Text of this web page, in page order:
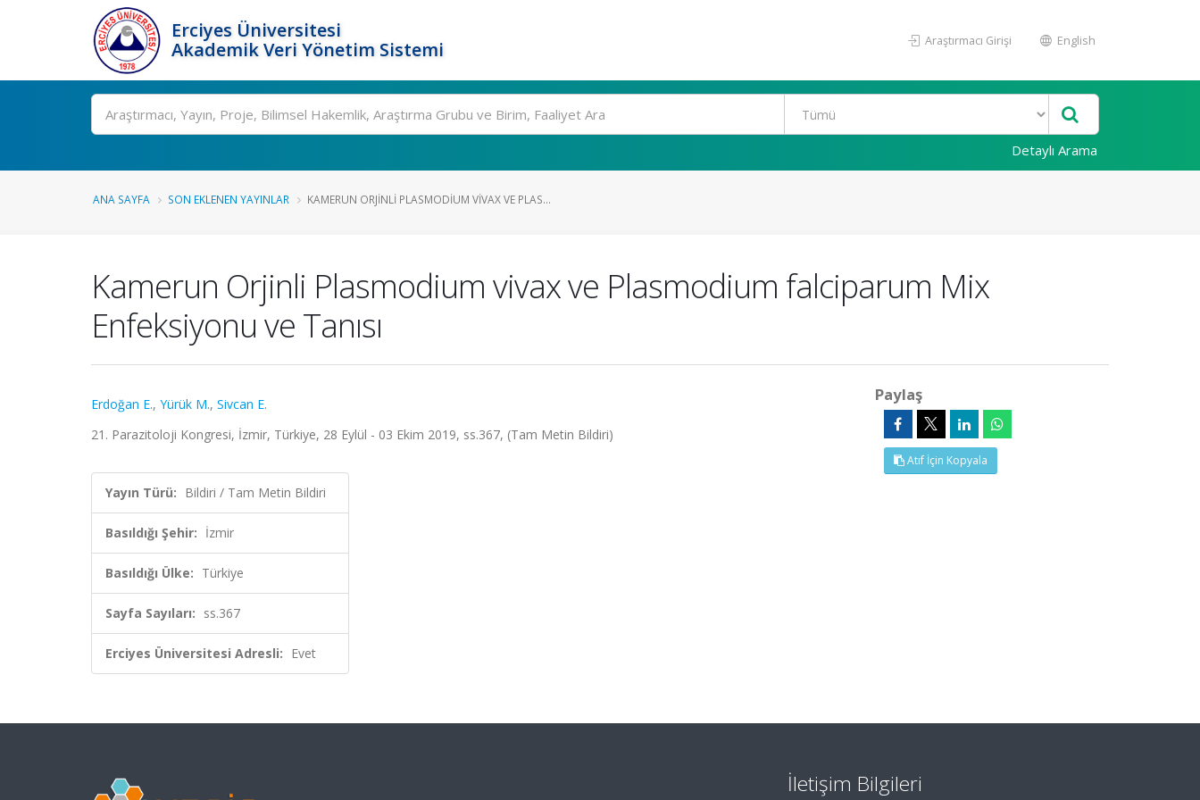
Erciyes Üniversitesi
Akademik Veri Yönetim Sistemi
Araştırmacı Girişi English
Ara
Detaylı Arama
ANA SAYFA SON EKLENEN YAYINLAR KAMERUN ORJINLI PLASMODIUM VIVAX VE PLAS...
Kamerun Orjinli Plasmodium vivax ve Plasmodium falciparum Mix
Enfeksiyonu ve Tanısı
Erdoğan E., Yürük M., Sivcan E.
21. Parazitoloji Kongresi, İzmir, Türkiye, 28 Eylül - 03 Ekim 2019, ss.367, (Tam Metin Bildiri)
Yayın Türü: Bildiri / Tam Metin Bildiri
Basıldığı Şehir: İzmir
Basıldığı Ülke: Türkiye
Sayfa Sayıları: ss.367
Erciyes Üniversitesi Adresli: Evet
Paylaş
Atıf İçin Kopyala
İletişim Bilgileri